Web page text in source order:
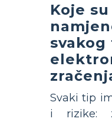
Koje
svakog
Svaki tip
i rizike: